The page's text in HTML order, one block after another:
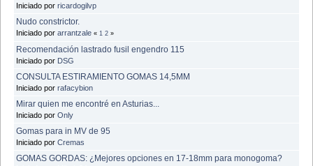
Iniciado por ricardogilvp
Nudo constrictor.
Iniciado por arrantzale « 1 2 »
Recomendación lastrado fusil engendro 115
Iniciado por DSG
CONSULTA ESTIRAMIENTO GOMAS 14,5MM
Iniciado por rafacybion
Mirar quien me encontré en Asturias...
Iniciado por Only
Gomas para in MV de 95
Iniciado por Cremas
GOMAS GORDAS: ¿Mejores opciones en 17-18mm para monogoma?